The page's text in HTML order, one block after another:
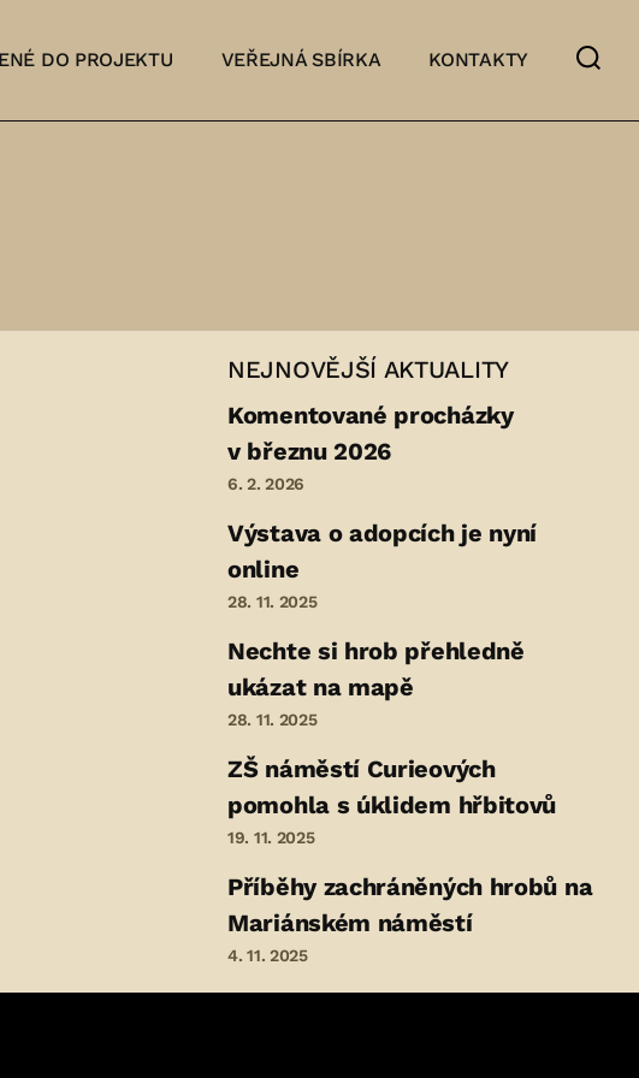
DO PROJEKTU VEŘEJNÁ SBÍRKA KONTAKTY
NEJNOVĚJŠÍ AKTUALITY
Komentované procházky
v březnu 2026
6. 2. 2026
Výstava o adopcích je nyní
online
28. 11. 2025
Nechte si hrob přehledně
ukázat na mapě
28. 11. 2025
ZŠ náměstí Curieových
pomohla s úklidem hřbitovů
19. 11. 2025
Příběhy zachráněných hrobů na
Mariánském náměstí
4. 11. 2025